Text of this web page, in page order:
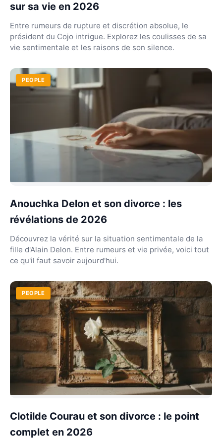
sur sa vie en 2026
Entre rumeurs de rupture et discrétion absolue, le
président du Cojo intrigue. Explorez les coulisses de sa
vie sentimentale et les raisons de son silence.
PEOPLE
Anouchka Delon et son divorce : les
révélations de 2026
Découvrez la vérité sur la situation sentimentale de la
fille d'Alain Delon. Entre rumeurs et vie privée, voici tout
ce qu'il faut savoir aujourd'hui.
PEOPLE
Clotilde Courau et son divorce : le point
complet en 2026